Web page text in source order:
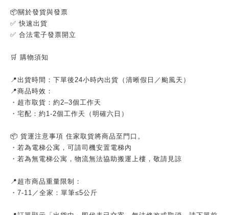
📦關於發貨與發票
✅ 快速出貨
✅ 合法電子發票開立
🛒 購物須知
📍出貨時間：下單後24小時內出貨（清晰假日／颱風天）
📍商品時效：
・超市取貨：約2–3個工作天
・宅配：約1-2個工作天（明確六日）
📦 貨運注意事項 住家取貨將商品至門口。
・若為電梯公寓，可請司機安置電梯內
・若為無電梯公寓，物流無法協助搬運上樓，敬請見諒
📍超市商品重量限制：
・7-11／全家：單筆≤5公斤